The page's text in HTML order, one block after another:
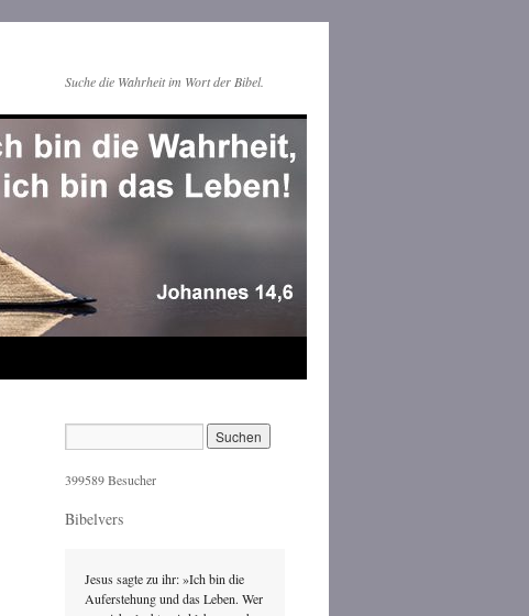
Suche die Wahrheit im Wort der Bibel.
399589Besucher
Bibelvers
Jesus sagte zu ihr: »Ich bin die
Auferstehung und das Leben. Wer